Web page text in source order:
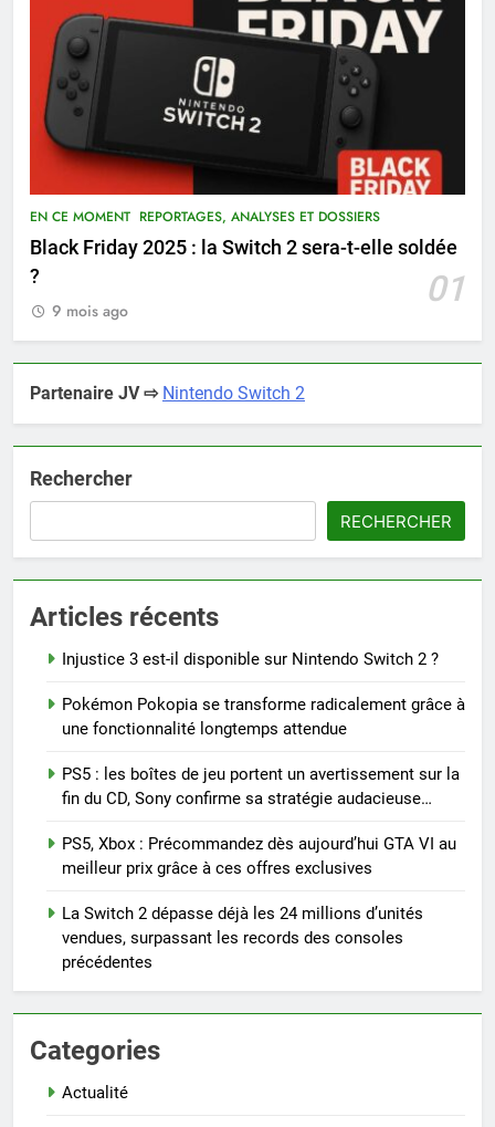
EN CE MOMENT REPORTAGES, ANALYSES ET DOSSIERS
Black Friday 2025 : la Switch 2 sera-t-elle soldée
?
01
9 mois ago
Partenaire JV ⇨ Nintendo Switch 2
Rechercher
RECHERCHER
Articles récents
Injustice 3 est-il disponible sur Nintendo Switch 2 ?
Pokémon Pokopia se transforme radicalement grâce à
une fonctionnalité longtemps attendue
PS5 : les boîtes de jeu portent un avertissement sur la
fin du CD, Sony confirme sa stratégie audacieuse…
PS5, Xbox : Précommandez dès aujourd’hui GTA VI au
meilleur prix grâce à ces offres exclusives
La Switch 2 dépasse déjà les 24 millions d’unités
vendues, surpassant les records des consoles
précédentes
Categories
Actualité